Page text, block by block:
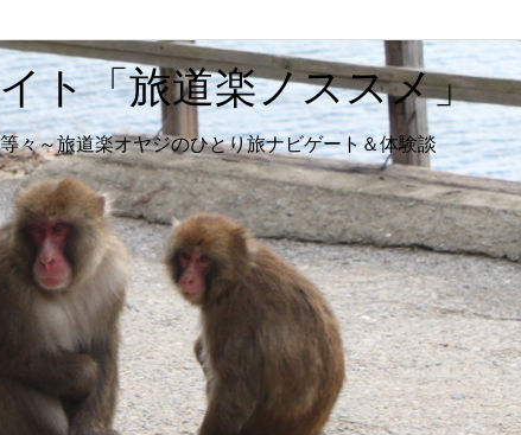
ト「旅道楽ノススメ」
々～旅道楽オヤジのひとり旅ナビゲート＆体験談